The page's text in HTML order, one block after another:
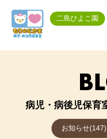
二島ひよこ園
病児・病後児保育
お知らせ(147)